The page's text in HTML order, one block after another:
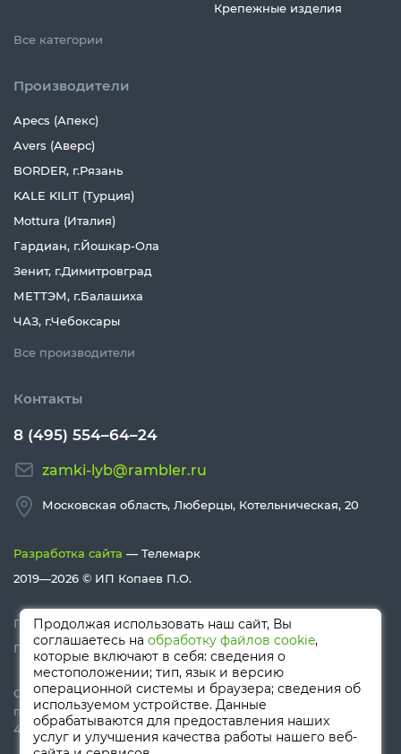
Крепежные изделия
Все категории
Производители
Apecs (Апекс)
Avers (Аверс)
BORDER, г.Рязань
KALE KILIT (Турция)
Mottura (Италия)
Гардиан, г.Йошкар-Ола
Зенит, г.Димитровград
МЕТТЭМ, г.Балашиха
ЧАЗ, г.Чебоксары
Все производители
Контакты
8 (495) 554–64–24
zamki-lyb@rambler.ru
Московская область, Люберцы, Котельническая, 20
Разработка сайта — Телемарк
2019—2026 © ИП Копаев П.О.
Политика конфиденциальности
Политика Cookies
Сайт носит информационный характер и не является
публичной офертой, определяемой положениями Статьи
437 (п.2) ГК РФ
Продолжая использовать наш сайт, Вы
соглашаетесь наобработку файлов cookie,
которые включают в себя: сведения о
местоположении; тип, язык и версию
операционной системы и браузера; сведения об
используемом устройстве. Данные
обрабатываются для предоставления наших
услуг и улучшения качества работы нашего веб-